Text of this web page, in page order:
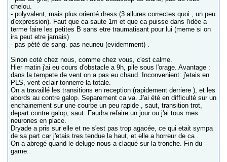
chelou.
- polyvalent, mais plus orienté dress (3 allures correctes quoi , un peu
d'expression). Faut que ca saute 1m et que ca puisse dans l'idée a
terme faire les petites B sans etre traumatisant pour lui (meme si on
ira peut etre jamais)
- pas pété de sang. pas neuneu (evidemment) .
Sinon coté chez nous, comme chez vous, c'est calme.
Hier matin j'ai eu cours d'obstacle a 9h, pile sous l'orage. Avantage :
dans la tempete de vent on a pas eu chaud. Inconvenient: j'etais en
PLS, vent eclair tonnerre la totale.
On a travaillé les transitions en reception (rapidement derriere ), et les
abords au contre galop. Separement ca va. J'ai été en difficulté sur un
enchainement sur une courbe un peu rapide , saut, transition trot,
depart contre galop, saut. Faudra refaire un jour ou j'ai tous mes
neurones en place.
Dryade a pris sur elle et ne s'est pas trop agacée, ce qui etait sympa
de sa part car j'etais tres tendue la haut, et elle a horreur de ca .
On a abregé quand le deluge nous a claqué sur la tronche. Fin du
game.